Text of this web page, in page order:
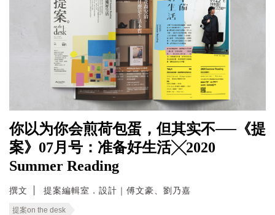
你以为你会煎荷包蛋，但其实不──《提
案》07月号：准备好生活╳2020
Summer Reading
撰文 提案編輯室．設計｜傅文豪、劉乃嘉
提案on the desk